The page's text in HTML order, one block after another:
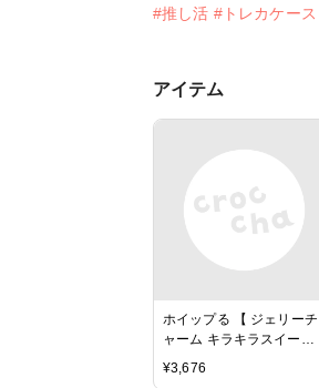
#推し活 #トレカケース
アイテム
ホイップる 【 ジェリーチ
ャーム キラキラスイーツ
セット 】 W-156 STマーク
認証 8歳以上 おもちゃ デ
¥3,676